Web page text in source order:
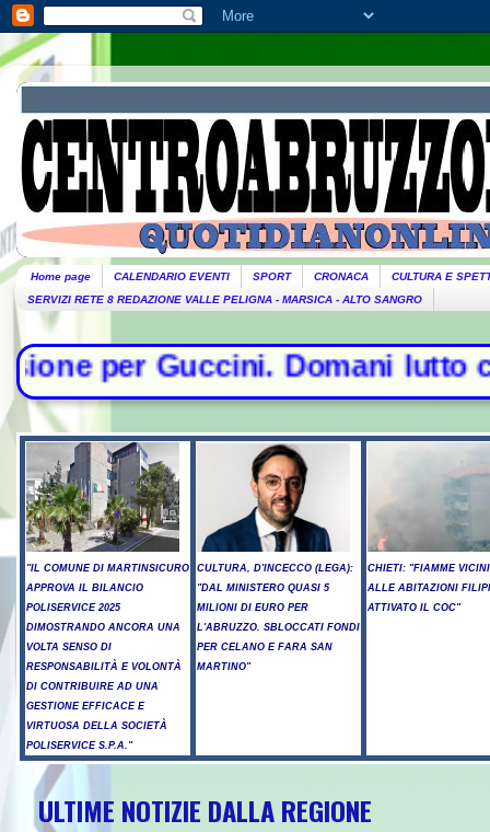
Home page CALENDARIO EVENTI SPORT CRONACA
CULTURA E
SERVIZI RETE 8 REDAZIONE VALLE PELIGNA - MARSICA - ALTO SANGRO
Domani lutto
"IL COMUNE DI MARTINSICURO
APPROVA IL BILANCIO
POLISERVICE 2025
DIMOSTRANDO ANCORA UNA
VOLTA SENSO DI
RESPONSABILITÀ E VOLONTÀ
DI CONTRIBUIRE AD UNA
GESTIONE EFFICACE E
VIRTUOSA DELLA SOCIETÀ
POLISERVICE S.P.A."
CULTURA, D'INCECCO (LEGA):
"DAL MINISTERO QUASI 5
MILIONI DI EURO PER
L'ABRUZZO. SBLOCCATI FONDI
PER CELANO E FARA SAN
MARTINO"
CHIETI: "FIAMME
ALLE ABITAZIONI
ATTIVATO IL COC"
ULTIME NOTIZIE DALLA REGIONE